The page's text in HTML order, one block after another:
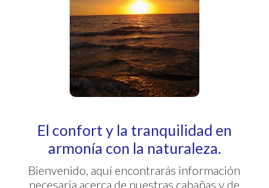
El confort y la tranquilidad en
armonía con la naturaleza.
Bienvenido, aquí encontrarás información
necesaria acerca de nuestras cabañas y de